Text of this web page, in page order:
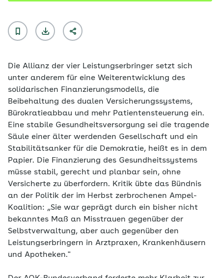
Die Allianz der vier Leistungserbringer setzt sich
unter anderem für eine Weiterentwicklung des
solidarischen Finanzierungsmodells, die
Beibehaltung des dualen Versicherungssystems,
Bürokratieabbau und mehr Patientensteuerung ein.
Eine stabile Gesundheitsversorgung sei die tragende
Säule einer älter werdenden Gesellschaft und ein
Stabilitätsanker für die Demokratie, heißt es in dem
Papier. Die Finanzierung des Gesundheitssystems
müsse stabil, gerecht und planbar sein, ohne
Versicherte zu überfordern. Kritik übte das Bündnis
an der Politik der im Herbst zerbrochenen Ampel-
Koalition: „Sie war geprägt durch ein bisher nicht
bekanntes Maß an Misstrauen gegenüber der
Selbstverwaltung, aber auch gegenüber den
Leistungserbringern in Arztpraxen, Krankenhäusern
und Apotheken."